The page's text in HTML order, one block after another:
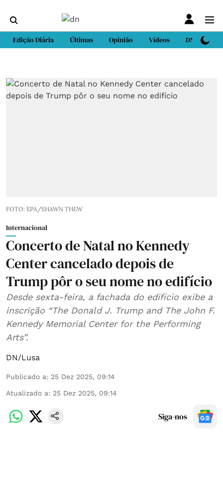
Edição Diária Últimas Opinião Vídeos DN Sport
FOTO: EPA/SHAWN THEW
Internacional
Concerto de Natal no Kennedy
Center cancelado depois de
Trump pôr o seu nome no edifício
Desde sexta-feira, a fachada do edifício exibe a
inscrição “The Donald J. Trump and The John F.
Kennedy Memorial Center for the Performing
Arts”.
DN/Lusa
Publicado a: 25 Dez 2025, 09:14
Atualizado a: 25 Dez 2025, 09:14
Siga-nos